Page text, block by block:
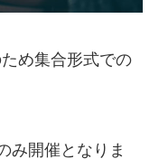
め集合形式での
み開催となりま